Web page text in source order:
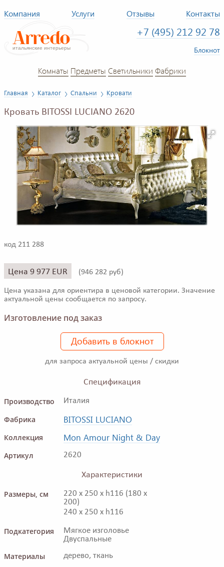
Компания Услуги Отзывы Контакты
+7 (495) 212 92 78
Блокнот
Комнаты Предметы Светильники Фабрики
Главная Каталог Спальни Кровати
Кровать BITOSSI LUCIANO 2620
код 211 288
Цена 9 977 EUR (946 282 руб)
Цена указана для ориентира в ценовой категории. Значение
актуальной цены сообщается по запросу.
Изготовление под заказ
Добавить в блокнот
для запроса актуальной цены / скидки
Спецификация
Производство
Италия
Фабрика BITOSSI LUCIANO
Коллекция Mon Amour Night & Day
Артикул 2620
Характеристики
Размеры, см
220 x 250 x h116 (180 x
200)
240 x 250 x h116
Подкатегория
Мягкое изголовье
Двуспальные
Материалы дерево, ткань